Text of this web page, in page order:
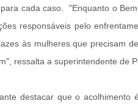
cada caso. "Enquanto o
responsáveis pelo
às mulheres que precisam
ressalta a superintendente de
destacar que o